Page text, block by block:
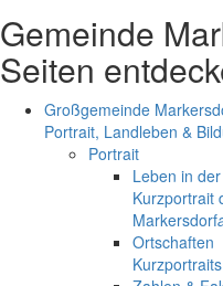
Gemeinde
Seiten
Großgemeinde
Portrait, Landleben &
Portrait
Leben in
Kurzportrait
Markersdorf
Ortschaften